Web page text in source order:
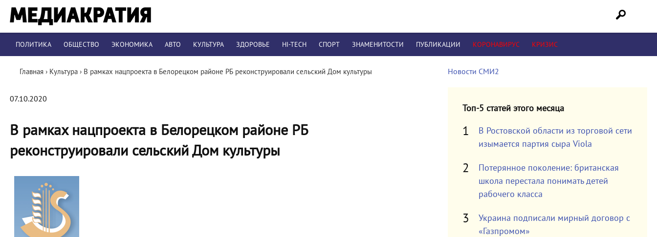
ПОЛИТИКА ОБЩЕСТВО ЭКОНОМИКА АВТО КУЛЬТУРА ЗДОРОВЬЕ HI-TECH СПОРТ ЗНАМЕНИТОСТИ ПУБЛИКАЦИИ КОРОНАВИРУС КРИЗИС
Главная › Культура › В рамках нацпроекта в Белорецком районе РБ реконструировали сельский Дом культуры
07.10.2020
В рамках нацпроекта в Белорецком районе РБ
реконструировали сельский Дом культуры
Новости СМИ2
Топ-5 статей этого месяца
В Ростовской области из торговой сети
изымается партия сыра Viola
Потерянное поколение: британская
школа перестала понимать детей
рабочего класса
Украина подписали мирный договор с
«Газпромом»